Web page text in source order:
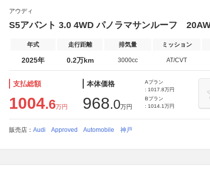
アウディ
S5アバント 3.0 4WD パノラマサンルーフ
年式 走行距離 排気量 ミッション
2025年 0.2万km 3000cc AT/CVT
支払総額
1004.6万円
本体価格
968.0万円
Aプラン
: 1017.8万円
Bプラン
: 1014.1万円
販売店： Audi Approved Automobile 神戸